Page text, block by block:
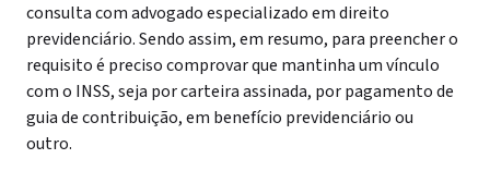
consulta com advogado especializado em direito
previdenciário.Sendo assim, em resumo, para preencher o
requisito é preciso comprovar que mantinha um vínculo
com o INSS, seja por carteira assinada, por pagamento de
guia de contribuição, em benefício previdenciário ou
outro.